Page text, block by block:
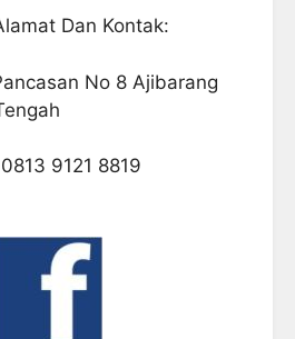
Dan Kontak:
No 8 Ajibarang
9121 8819